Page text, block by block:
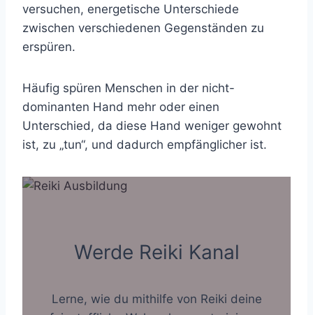
versuchen, energetische Unterschiede
zwischen verschiedenen Gegenständen zu
erspüren.
Häufig spüren Menschen in der nicht-
dominanten Hand mehr oder einen
Unterschied, da diese Hand weniger gewohnt
ist, zu „tun“, und dadurch empfänglicher ist.
Werde Reiki Kanal
Lerne, wie du mithilfe von Reiki deine